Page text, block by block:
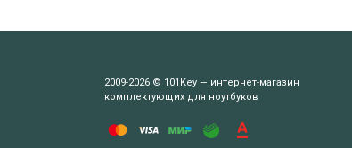
2009-2026 © 101Key — интернет-магазин
комплектующих для ноутбуков